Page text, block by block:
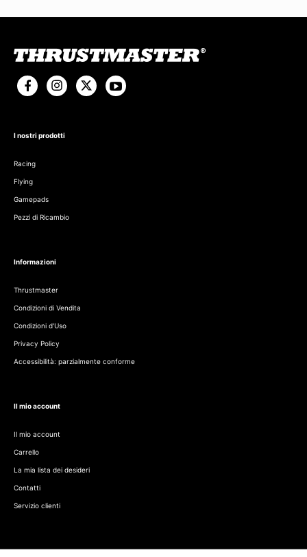
I nostri prodotti
Racing
Flying
Gamepads
Pezzi di Ricambio
Informazioni
Thrustmaster
Condizioni di Vendita
Condizioni d'Uso
Privacy Policy
Accessibilità: parzialmente conforme
Il mio account
Il mio account
Carrello
La mia lista dei desideri
Contatti
Servizio clienti